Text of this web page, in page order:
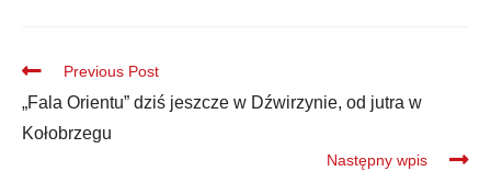
Previous Post
„Fala Orientu” dziś jeszcze w Dźwirzynie, od jutra w
Kołobrzegu
Następny wpis